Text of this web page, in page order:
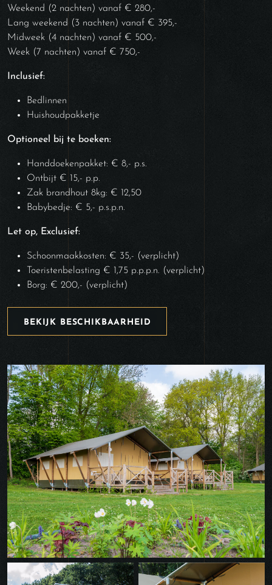
Weekend (2 nachten) vanaf € 280,-
Lang weekend (3 nachten) vanaf € 395,-
Midweek (4 nachten) vanaf € 500,-
Week (7 nachten) vanaf € 750,-
Inclusief:
Bedlinnen
Huishoudpakketje
Optioneel bij te boeken:
Handdoekenpakket: € 8,- p.s.
Ontbijt € 15,- p.p.
Zak brandhout 8kg: € 12,50
Babybedje: € 5,- p.s.p.n.
Let op, Exclusief:
Schoonmaakkosten: € 35,- (verplicht)
Toeristenbelasting € 1,75 p.p.p.n. (verplicht)
Borg: € 200,- (verplicht)
BEKIJK BESCHIKBAARHEID